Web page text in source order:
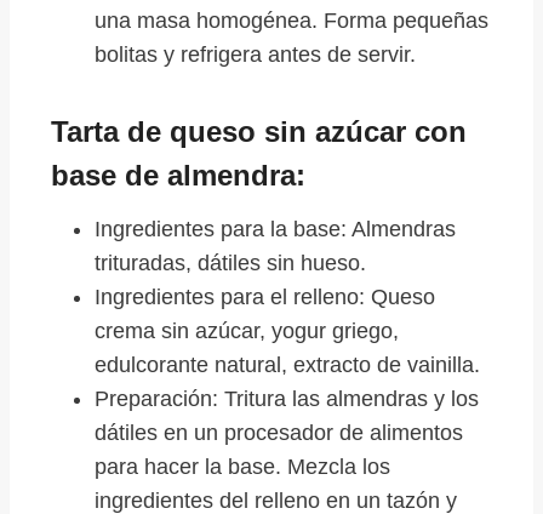
una masa homogénea. Forma pequeñas
bolitas y refrigera antes de servir.
Tarta de queso sin azúcar con
base de almendra:
Ingredientes para la base: Almendras
trituradas, dátiles sin hueso.
Ingredientes para el relleno: Queso
crema sin azúcar, yogur griego,
edulcorante natural, extracto de vainilla.
Preparación: Tritura las almendras y los
dátiles en un procesador de alimentos
para hacer la base. Mezcla los
ingredientes del relleno en un tazón y